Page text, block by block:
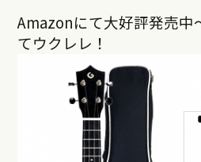
Amazonにて大好評発売
てウクレレ！